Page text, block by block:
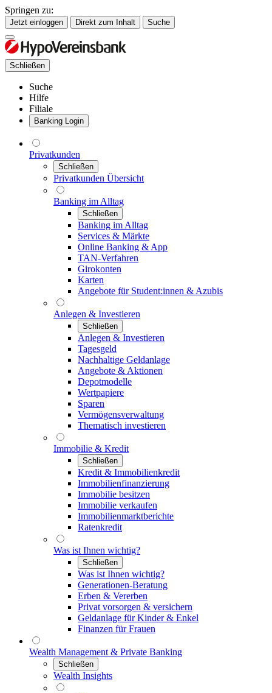
Springen zu:
Jetzt einloggen Direkt zum Inhalt Suche
Schließen
Suche
Hilfe
Filiale
Banking Login
Privatkunden
Schließen
Privatkunden Übersicht
Banking im Alltag
Schließen
Banking im Alltag
Services & Märkte
Online Banking & App
TAN-Verfahren
Girokonten
Karten
Angebote für Student:innen & Azubis
Anlegen & Investieren
Schließen
Anlegen & Investieren
Tagesgeld
Nachhaltige Geldanlage
Angebote & Aktionen
Depotmodelle
Wertpapiere
Sparen
Vermögensverwaltung
Thematisch investieren
Immobilie & Kredit
Schließen
Kredit & Immobilienkredit
Immobilienfinanzierung
Immobilie besitzen
Immobilie verkaufen
Immobilienmarktberichte
Ratenkredit
Was ist Ihnen wichtig?
Schließen
Was ist Ihnen wichtig?
Generationen-Beratung
Erben & Vererben
Privat vorsorgen & versichern
Geldanlage für Kinder & Enkel
Finanzen für Frauen
Wealth Management & Private Banking
Schließen
Wealth Insights